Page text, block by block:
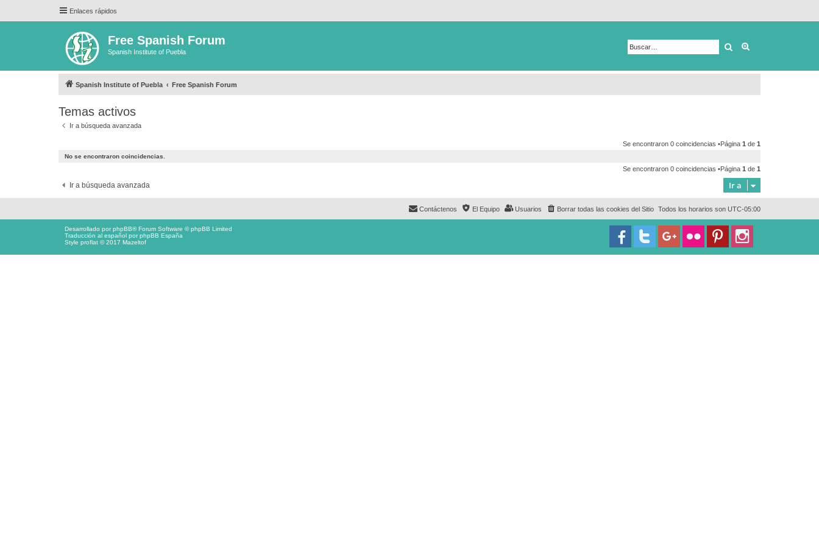
Enlaces rápidos
Free Spanish Forum
Spanish Institute of Puebla Buscar
Spanish Institute of Puebla Free Spanish Forum
Temas activos
Ir a búsqueda avanzada
Se encontraron 0 coincidencias •Página 1 de 1
No se encontraron coincidencias.
Se encontraron 0 coincidencias •Página 1 de 1
Ir a búsqueda avanzada Ir a
Todos los horarios son UTC-05:00
Borrar todas las cookies del Sitio
Usuarios
El Equipo
Contáctenos
Desarrollado porphpBB® Forum Software © phpBB Limited
Traducción al español porphpBB España
Style proflat © 2017 Mazeltof